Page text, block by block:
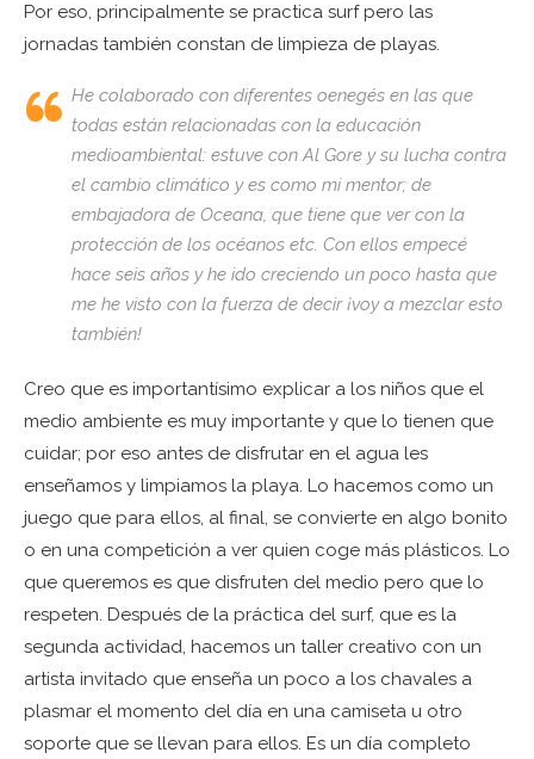
Por eso, principalmente se practica surf pero las
jornadas también constan de limpieza de playas.
He colaborado con diferentes oenegés en las que
todas están relacionadas con la educación
medioambiental: estuve con Al Gore y su lucha contra
el cambio climático y es como mi mentor; de
embajadora de Oceana, que tiene que ver con la
protección de los océanos etc. Con ellos empecé
hace seis años y he ido creciendo un poco hasta que
me he visto con la fuerza de decir ¡voy a mezclar esto
también!
Creo que es importantísimo explicar a los niños que el
medio ambiente es muy importante y que lo tienen que
cuidar; por eso antes de disfrutar en el agua les
enseñamos y limpiamos la playa. Lo hacemos como un
juego que para ellos, al final, se convierte en algo bonito
o en una competición a ver quien coge más plásticos. Lo
que queremos es que disfruten del medio pero que lo
respeten. Después de la práctica del surf, que es la
segunda actividad, hacemos un taller creativo con un
artista invitado que enseña un poco a los chavales a
plasmar el momento del día en una camiseta u otro
soporte que se llevan para ellos. Es un día completo